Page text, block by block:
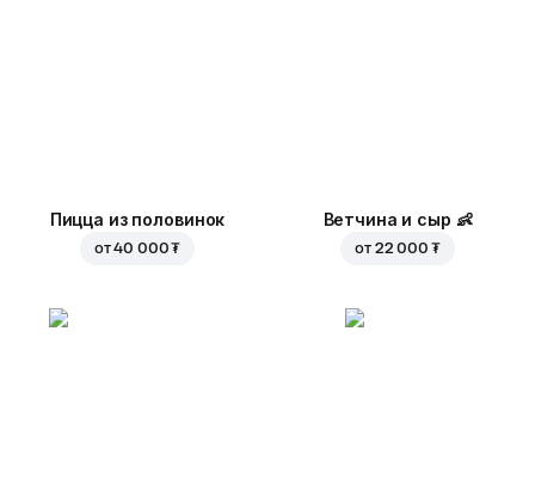
Пицца из половинок
от40 000 ₮
Ветчина и сыр 👶
от 22 000 ₮